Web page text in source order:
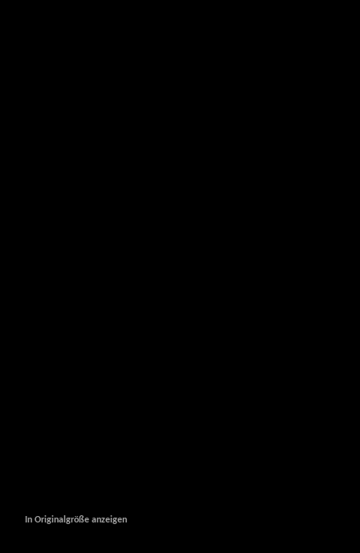
In Originalgröße anzeigen
In Originalgröße anzeigen
In Originalgröße anzeigen